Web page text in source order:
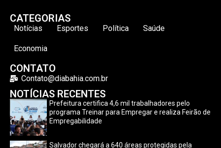
CATEGORIAS
Notícias Esportes Política Saúde
Economia
CONTATO
Contato@diabahia.com.br
NOTÍCIAS RECENTES
Prefeitura certifica 4,6 mil trabalhadores pelo
programa Treinar para Empregar e realiza Feirão de
Empregabilidade
Salvador chegará a 640 áreas protegidas pela